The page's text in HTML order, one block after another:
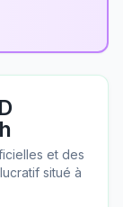
et des
situé à